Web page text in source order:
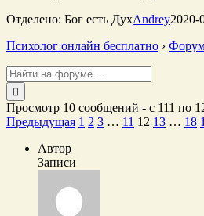
Отделено: Бог есть ДухAndrey2020-
Психолог онлайн бесплатно ›
Поиск:
Просмотр 10 сообщений - с 111 по
Предыдущая 1 2 3 … 11 12 13 … 18
Автор
Записи